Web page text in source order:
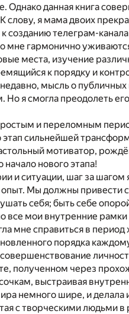
Однако данная книга
я мама двоих
созданию телеграм-
мне гармонично
места, изучение
к порядку и
мысль о
я смогла преодолеть
и переломным
сильнейшей
мотиватор,
нового этапа!
и ситуации, шаг за шагом
Мы должны привести
себя; быть себе
все мои внутренние
мне справиться в
порядка
полученном через
выстраивая
немного шире, и
с творческими людьми в